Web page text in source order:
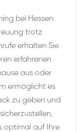
bei Hessen
trotz
erhalten Sie
erfahrenen
aus oder
ermöglicht es
zu geben und
optimal auf Ihre